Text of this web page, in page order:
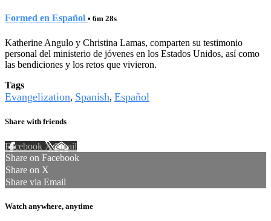
Formed en Español • 6m 28s
Katherine Angulo y Christina Lamas, comparten su testimonio
personal del ministerio de jóvenes en los Estados Unidos, así como
las bendiciones y los retos que vivieron.
Tags
Evangelization, Spanish, Español
Share with friends
Facebook XEmail
Share on Facebook
Share on X
Share via Email
Watch anywhere, anytime